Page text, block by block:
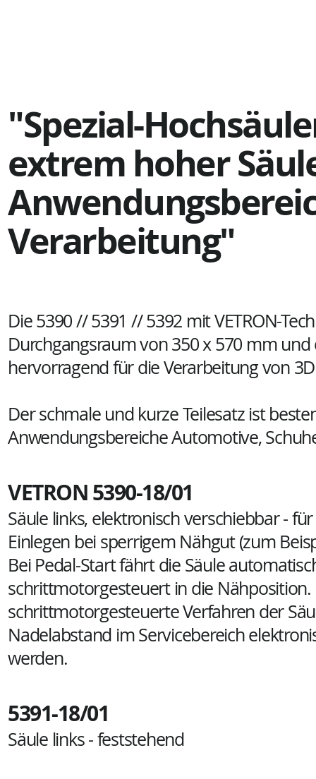
"Spezial-
extrem hoher
Verarbeitung"
Die 5390 // 5391 // 5392 mit VETRON-
Durchgangsraum von 350 x 570 mm
hervorragend für die Verarbeitung von
Der schmale und kurze Teilesatz ist
Anwendungsbereiche Automotive,
VETRON 5390-18/01
Säule links, elektronisch verschiebbar -
Einlegen bei sperrigem Nähgut (zum
Bei Pedal-Start fährt die Säule
schrittmotorgesteuert in die Nähposition.
schrittmotorgesteuerte Verfahren der
Nadelabstand im Servicebereich
werden.
5391-18/01
Säule links - feststehend